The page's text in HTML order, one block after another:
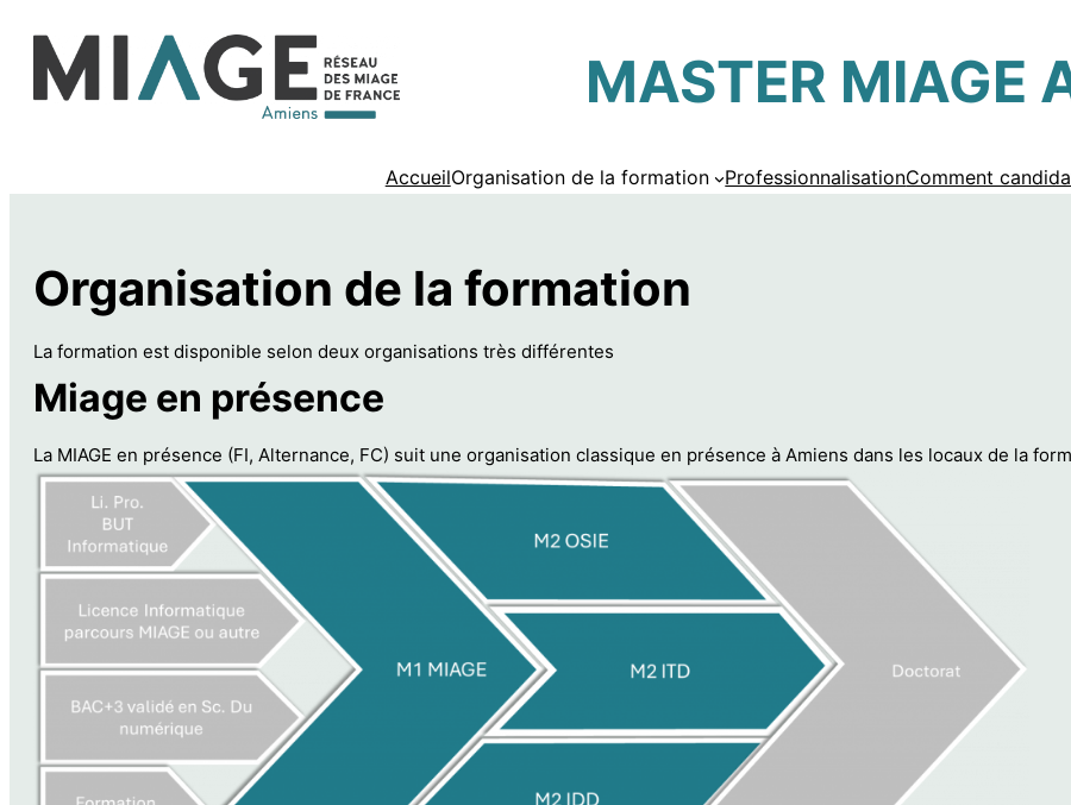
contenu
MASTER MIAGE
AccueilOrganisation de la formation ProfessionnalisationComment
Organisation de la formation
La formation est disponible selon deux organisations très différentes
Miage en présence
La MIAGE en présence (FI, Alternance, FC) suit une organisation classique en présence à Amiens dans les locaux de la